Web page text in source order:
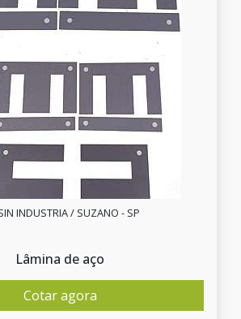
INDUSTRIA / SUZANO - SP
Lâmina de aço
Cotar agora